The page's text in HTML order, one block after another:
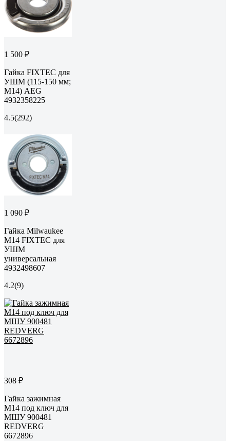
1 500 ₽
Гайка FIXTEC для
УШМ (115-150 мм;
М14) AEG
4932358225
4.5(292)
1 090 ₽
Гайка Milwaukee
M14 FIXTEC для
УШМ
универсальная
4932498607
4.2(9)
308 ₽
Гайка зажимная
М14 под ключ для
МШУ 900481
REDVERG
6672896